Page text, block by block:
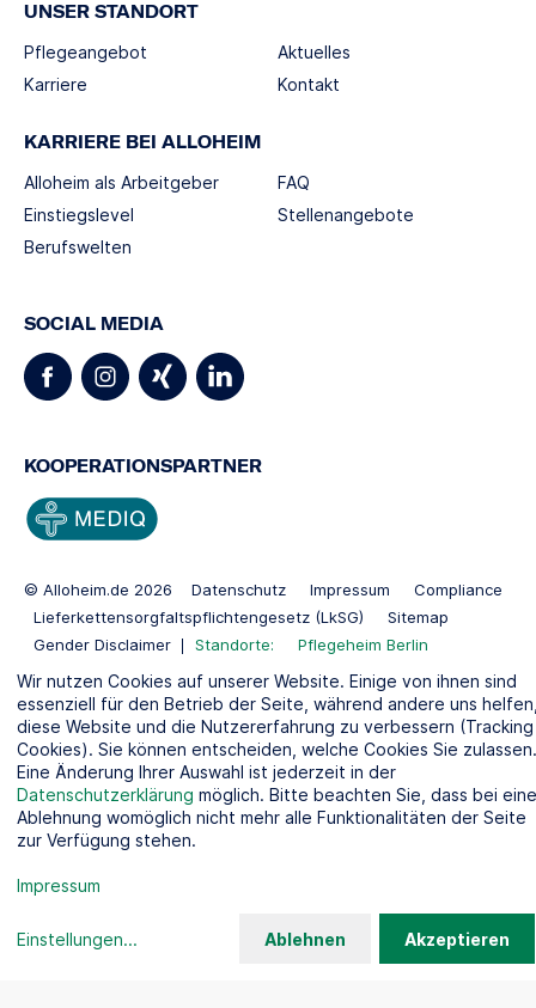
UNSER STANDORT
Pflegeangebot
Karriere
Aktuelles
Kontakt
KARRIERE BEI ALLOHEIM
Alloheim als Arbeitgeber
Einstiegslevel
Berufswelten
FAQ
Stellenangebote
SOCIAL MEDIA
KOOPERATIONSPARTNER
© Alloheim.de 2026 Datenschutz Impressum
Compliance
Lieferkettensorgfaltspflichtengesetz (LkSG)
Sitemap
Gender Disclaimer
Standorte:
Pflegeheim Berlin
Pflegeheim Kiel
Wir nutzen Cookies auf unserer Website. Einige von ihnen sind
essenziell für den Betrieb der Seite, während andere uns
diese Website und die Nutzererfahrung zu verbessern (Tracking
Cookies). Sie können entscheiden, welche Cookies Sie zulassen.
Eine Änderung Ihrer Auswahl ist jederzeit in der
Datenschutzerklärung möglich. Bitte beachten Sie, dass bei
Ablehnung womöglich nicht mehr alle Funktionalitäten der Seite
zur Verfügung stehen.
Impressum
Einstellungen... Ablehnen Akzeptieren